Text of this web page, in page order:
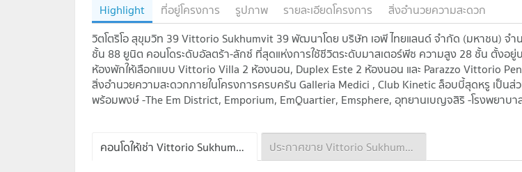
Highlight ที่อยู่โครงการ รูปภาพ รายละเอียดโครงการ
สิ่งอำนวยความสะดวก
วิตโตริโอ สุขุมวิท 39 Vittorio Sukhumvit 39 พัฒนาโดย บริษัท เอพี ไทยแลนด์ จำกัด (มหาชน) จำ
ชั้น 88 ยูนิต คอนโดระดับอัลตร้า-ลักซ์ ที่สุดแห่งการใช้ชีวิตระดับมาสเตอร์พีซ ความสูง 28 ชั้น ตั้งอ
ห้องพักให้เลือกแบบ Vittorio Villa 2 ห้องนอน, Duplex Este 2 ห้องนอน และ Parazzo Vittorio
สิ่งอำนวยความสะดวกภายในโครงการครบครัน Galleria Medici , Club Kinetic ล็อบบี้สุดหรู เป็นส่
พร้อมพงษ์ -The Em District, Emporium, EmQuartier, Emsphere, อุทยานเบญจสิริ -โรงพยาบ
คอนโดให้เช่า Vittorio Sukhumvit 39 ประกาศขาย Vittorio Sukhumvit 39